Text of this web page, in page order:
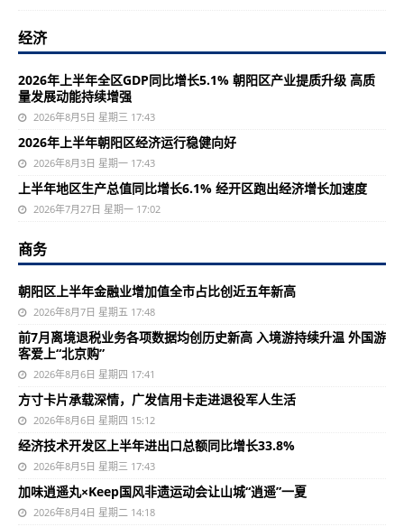
经济
2026年上半年全区GDP同比增长5.1% 朝阳区产业提质升级 高质
量发展动能持续增强
2026年8月5日 星期三 17:43
2026年上半年朝阳区经济运行稳健向好
2026年8月3日 星期一 17:43
上半年地区生产总值同比增长6.1% 经开区跑出经济增长加速度
2026年7月27日 星期一 17:02
商务
朝阳区上半年金融业增加值全市占比创近五年新高
2026年8月7日 星期五 17:48
前7月离境退税业务各项数据均创历史新高 入境游持续升温 外国游
客爱上“北京购”
2026年8月6日 星期四 17:41
方寸卡片承载深情，广发信用卡走进退役军人生活
2026年8月6日 星期四 15:12
经济技术开发区上半年进出口总额同比增长33.8%
2026年8月5日 星期三 17:43
加味逍遥丸×Keep国风非遗运动会让山城“逍遥”一夏
2026年8月4日 星期二 14:18